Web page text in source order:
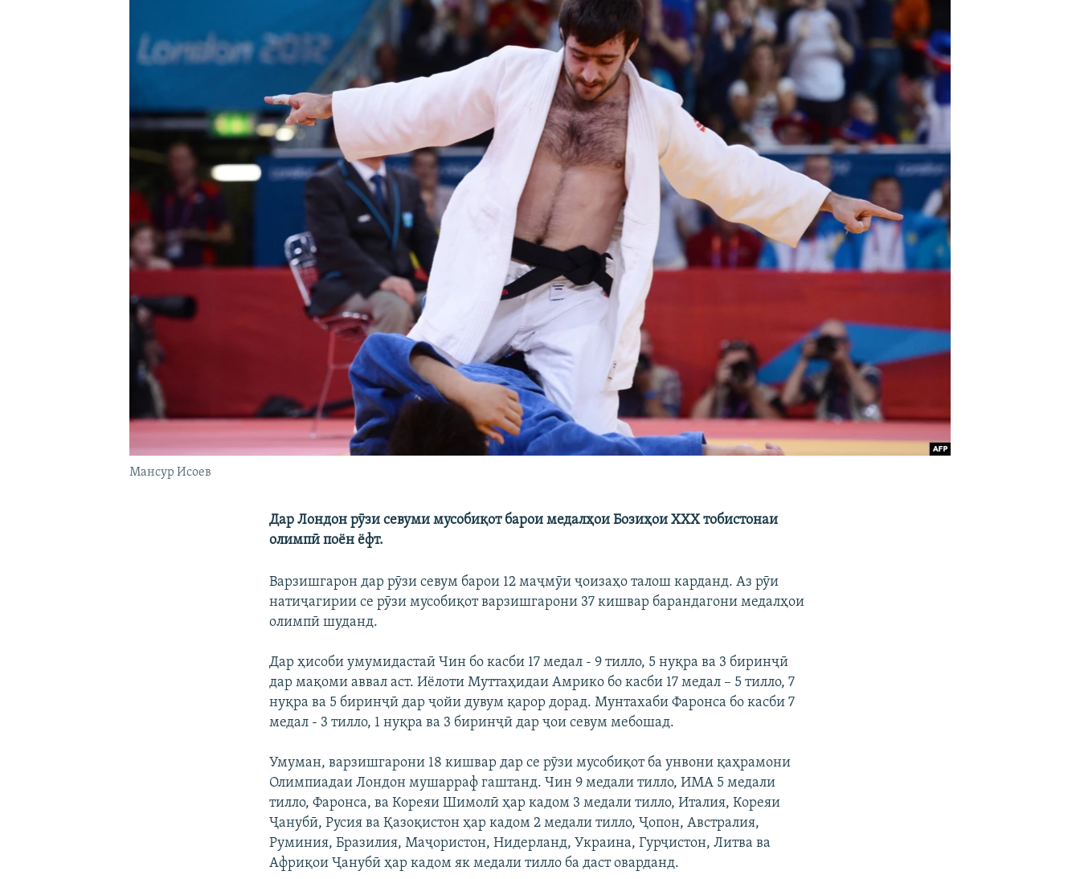
Мансур Исоев
Дар Лондон рӯзи севуми мусобиқот барои медалҳои Бозиҳои XXX тобистонаи
олимпӣ поён ёфт.
Варзишгарон дар рӯзи севум барои 12 маҷмӯи ҷоизаҳо талош карданд. Аз рӯи
натиҷагирии се рӯзи мусобиқот варзишгарони 37 кишвар барандагони медалҳои
олимпӣ шуданд.
Дар ҳисоби умумидастаӣ Чин бо касби 17 медал - 9 тилло, 5 нуқра ва 3 биринҷӣ
дар мақоми аввал аст. Иёлоти Муттаҳидаи Амрико бо касби 17 медал – 5 тилло, 7
нуқра ва 5 биринҷӣ дар ҷойи дувум қарор дорад. Мунтахаби Фаронса бо касби 7
медал - 3 тилло, 1 нуқра ва 3 биринҷӣ дар ҷои севум мебошад.
Умуман, варзишгарони 18 кишвар дар се рӯзи мусобиқот ба унвони қаҳрамони
Олимпиадаи Лондон мушарраф гаштанд. Чин 9 медали тилло, ИМА 5 медали
тилло, Фаронса, ва Кореяи Шимолӣ ҳар кадом 3 медали тилло, Италия, Кореяи
Ҷанубӣ, Русия ва Қазоқистон ҳар кадом 2 медали тилло, Ҷопон, Австралия,
Руминия, Бразилия, Маҷористон, Нидерланд, Украина, Гурҷистон, Литва ва
Африқои Ҷанубӣ ҳар кадом як медали тилло ба даст оварданд.